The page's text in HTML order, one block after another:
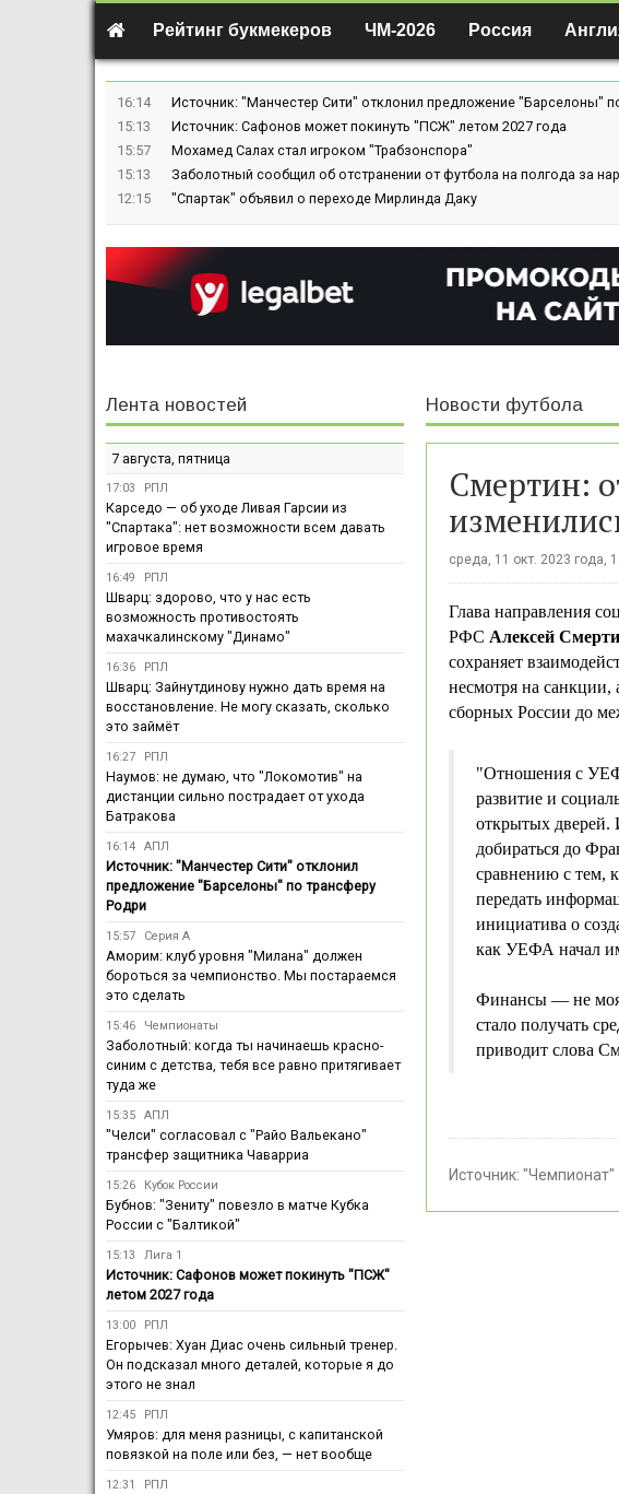
Рейтинг букмекеров ЧМ-2026 Россия
16:14
Источник: "Манчестер Сити" отклонил предложение "Барселоны"
15:13
Источник: Сафонов может покинуть "ПСЖ" летом 2027 года
15:57
Мохамед Салах стал игроком "Трабзонспора"
15:13
Заболотный сообщил об отстранении от футбола на полгода за
12:15
"Спартак" объявил о переходе Мирлинда Даку
Новости футбола
Смертин:
среда, 11 окт. 2023 года,
Глава направления
РФС Алексей
сохраняет
несмотря на
сборных России до
"Отношения с
развитие и
открытых дверей.
добираться до
сравнению с тем,
передать
инициатива о
как УЕФА начал
Финансы — не моя
стало получать
приводит слова
Источник: "Чемпионат"
Лента новостей
7 августа, пятница
17:03 РПЛ
Карседо — об уходе Ливая Гарсии из
"Спартака": нет возможности всем давать
игровое время
16:49 РПЛ
Шварц: здорово, что у нас есть
возможность противостоять
махачкалинскому "Динамо"
16:36 РПЛ
Шварц: Зайнутдинову нужно дать время на
восстановление. Не могу сказать, сколько
это займёт
16:27 РПЛ
Наумов: не думаю, что "Локомотив" на
дистанции сильно пострадает от ухода
Батракова
16:14 АПЛ
Источник: "Манчестер Сити" отклонил
предложение "Барселоны" по трансферу
Родри
15:57 Серия А
Аморим: клуб уровня "Милана" должен
бороться за чемпионство. Мы постараемся
это сделать
15:46 Чемпионаты
Заболотный: когда ты начинаешь красно-
синим с детства, тебя все равно притягивает
туда же
15:35 АПЛ
"Челси" согласовал с "Райо Вальекано"
трансфер защитника Чаварриа
15:26 Кубок России
Бубнов: "Зениту" повезло в матче Кубка
России с "Балтикой"
15:13 Лига 1
Источник: Сафонов может покинуть "ПСЖ"
летом 2027 года
13:00 РПЛ
Егорычев: Хуан Диас очень сильный тренер.
Он подсказал много деталей, которые я до
этого не знал
12:45 РПЛ
Умяров: для меня разницы, с капитанской
повязкой на поле или без, — нет вообще
12:31 РПЛ